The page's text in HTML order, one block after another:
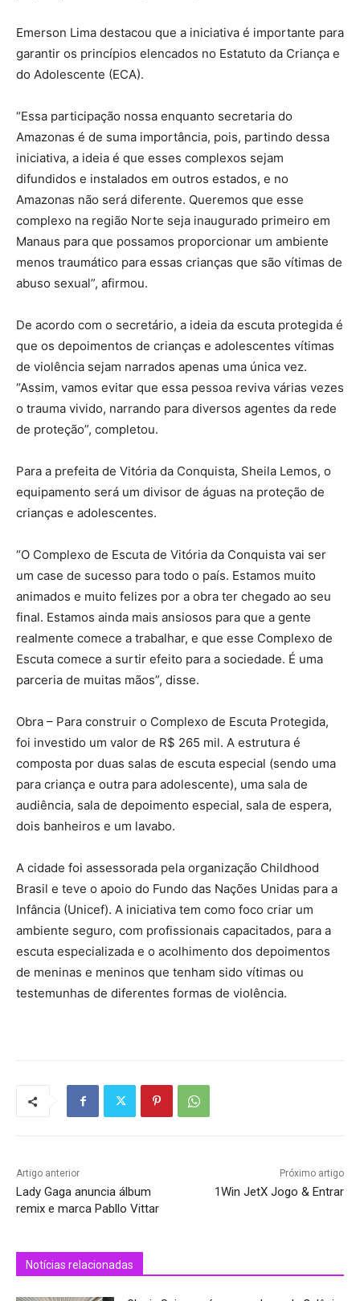
Emerson Lima destacou que a iniciativa é importante para
garantir os princípios elencados no Estatuto da Criança e
do Adolescente (ECA).
“Essa participação nossa enquanto secretaria do
Amazonas é de suma importância, pois, partindo dessa
iniciativa, a ideia é que esses complexos sejam
difundidos e instalados em outros estados, e no
Amazonas não será diferente. Queremos que esse
complexo na região Norte seja inaugurado primeiro em
Manaus para que possamos proporcionar um ambiente
menos traumático para essas crianças que são vítimas de
abuso sexual”, afirmou.
De acordo com o secretário, a ideia da escuta protegida é
que os depoimentos de crianças e adolescentes vítimas
de violência sejam narrados apenas uma única vez.
“Assim, vamos evitar que essa pessoa reviva várias vezes
o trauma vivido, narrando para diversos agentes da rede
de proteção”, completou.
Para a prefeita de Vitória da Conquista, Sheila Lemos, o
equipamento será um divisor de águas na proteção de
crianças e adolescentes.
“O Complexo de Escuta de Vitória da Conquista vai ser
um case de sucesso para todo o país. Estamos muito
animados e muito felizes por a obra ter chegado ao seu
final. Estamos ainda mais ansiosos para que a gente
realmente comece a trabalhar, e que esse Complexo de
Escuta comece a surtir efeito para a sociedade. É uma
parceria de muitas mãos”, disse.
Obra – Para construir o Complexo de Escuta Protegida,
foi investido um valor de R$ 265 mil. A estrutura é
composta por duas salas de escuta especial (sendo uma
para criança e outra para adolescente), uma sala de
audiência, sala de depoimento especial, sala de espera,
dois banheiros e um lavabo.
A cidade foi assessorada pela organização Childhood
Brasil e teve o apoio do Fundo das Nações Unidas para a
Infância (Unicef). A iniciativa tem como foco criar um
ambiente seguro, com profissionais capacitados, para a
escuta especializada e o acolhimento dos depoimentos
de meninas e meninos que tenham sido vítimas ou
testemunhas de diferentes formas de violência.
Artigo anterior
Lady Gaga anuncia álbum
remix e marca Pabllo Vittar
Próximo artigo
1Win JetX Jogo & Entrar
Notícias relacionadas